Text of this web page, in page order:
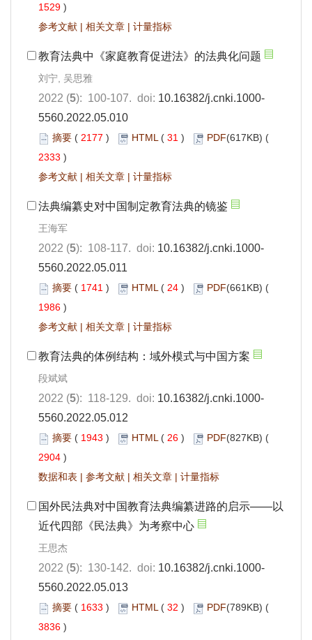
1529 )
参考文献 | 相关文章 | 计量指标
教育法典中《家庭教育促进法》的法典化问题
刘宁, 吴思雅
2022 (5): 100-107. doi: 10.16382/j.cnki.1000-
5560.2022.05.010
摘要 ( 2177 ) HTML( 31 ) PDF(617KB) (
2333 )
参考文献 | 相关文章 | 计量指标
法典编纂史对中国制定教育法典的镜鉴
王海军
2022 (5): 108-117. doi: 10.16382/j.cnki.1000-
5560.2022.05.011
摘要 ( 1741 ) HTML( 24 ) PDF(661KB) (
1986 )
参考文献 | 相关文章 | 计量指标
教育法典的体例结构：域外模式与中国方案
段斌斌
2022 (5): 118-129. doi: 10.16382/j.cnki.1000-
5560.2022.05.012
摘要 ( 1943 ) HTML( 26 ) PDF(827KB) (
2904 )
数据和表 | 参考文献 | 相关文章 | 计量指标
国外民法典对中国教育法典编纂进路的启示——以
近代四部《民法典》为考察中心
王思杰
2022 (5): 130-142. doi: 10.16382/j.cnki.1000-
5560.2022.05.013
摘要 ( 1633 ) HTML( 32 ) PDF(789KB) (
3836 )